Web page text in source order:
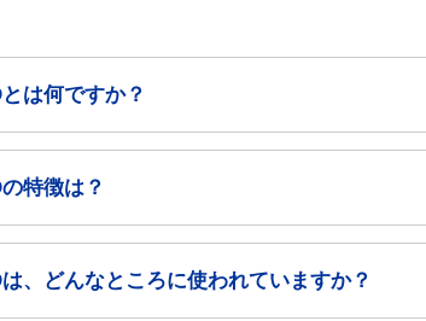
は何ですか？
特徴は？
、どんなところに使われていますか？